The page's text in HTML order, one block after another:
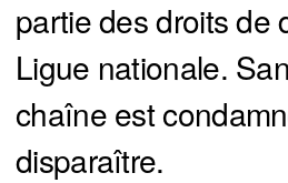
partie des droits de
Ligue nationale.
chaîne est
disparaître.